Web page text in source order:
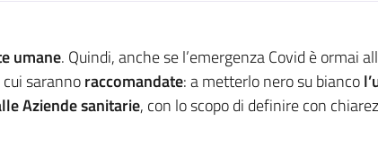
umane. Quindi, anche se l’emergenza Covid è ormai
sarannoraccomandate: a metterlo nero su bianco
Aziende sanitarie, con lo scopo di definire con